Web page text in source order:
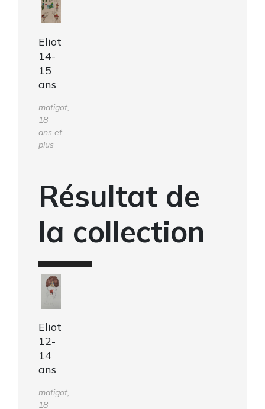
Eliot
14-
15
ans
matigot,
18
ans et
plus
Résultat de
la collection
Eliot
12-
14
ans
matigot,
18